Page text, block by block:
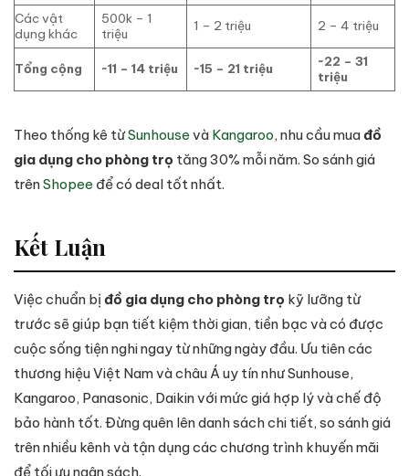
Các vật
dụng khác
500k – 1
triệu
1 – 2 triệu 2 – 4 triệu
Tổng cộng ~11 – 14 triệu ~15 – 21 triệu
~22 – 31
triệu
Theo thống kê từSunhouse và Kangaroo, nhu cầu muađồ
gia dụng cho phòng trọ tăng 30% mỗi năm. So sánh giá
trênShopee để có deal tốt nhất.
Kết Luận
Việc chuẩn bị đồ gia dụng cho phòng trọ kỹ lưỡng từ
trước sẽ giúp bạn tiết kiệm thời gian, tiền bạc và có được
cuộc sống tiện nghi ngay từ những ngày đầu. Ưu tiên các
thương hiệu Việt Nam và châu Á uy tín như Sunhouse,
Kangaroo, Panasonic, Daikin với mức giá hợp lý và chế độ
bảo hành tốt. Đừng quên lên danh sách chi tiết, so sánh giá
trên nhiều kênh và tận dụng các chương trình khuyến mãi
để tối ưu ngân sách.